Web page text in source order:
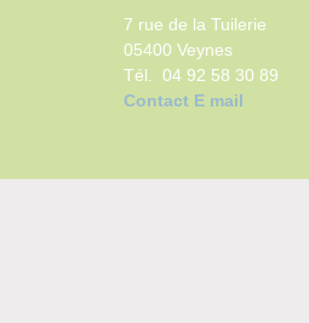
7 rue de la Tuilerie
05400 Veynes
Tél. 04 92 58 30 89
Contact E mail